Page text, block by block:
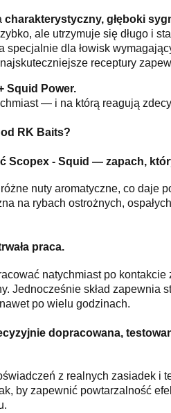
charakterystyczny, głęboki
ale utrzymuje się długo i
specjalnie dla łowisk
receptury
Squid Power.
— i na którą reagują
RK Baits?
Scopex - Squid — zapach,
nuty aromatyczne, co daje
na rybach ostrożnych,
praca.
natychmiast po kontakcie
Jednocześnie skład zapewnia
po wielu godzinach.
dopracowana,
z realnych zasiadek i
by zapewnić powtarzalność